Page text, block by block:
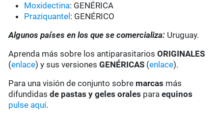
Moxidectina: GENÉRICA
Praziquantel : GENÉRICO
Algunos países en los que se comercializa: Uruguay.
Aprenda más sobre los antiparasitariosORIGINALES
(enlace) y sus versionesGENÉRICAS (enlace).
Para una visión de conjunto sobre marcas más
difundidas de pastas y geles orales paraequinos
pulse aquí.